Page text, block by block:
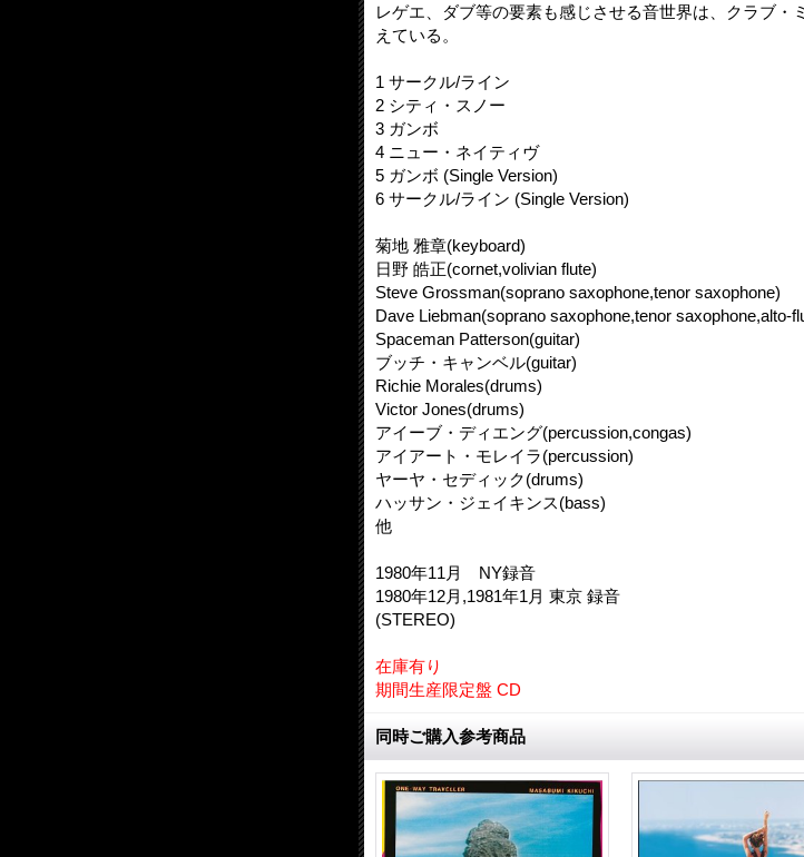
レゲエ、ダブ等の要素も感じさせる音世界は、クラブ
えている。
1 サークル/ライン
2 シティ・スノー
3 ガンボ
4 ニュー・ネイティヴ
5 ガンボ (Single Version)
6 サークル/ライン (Single Version)
菊地 雅章(keyboard)
日野 皓正(cornet,volivian flute)
Steve Grossman(soprano saxophone,tenor saxophone)
Dave Liebman(soprano saxophone,tenor saxophone,alto-
Spaceman Patterson(guitar)
ブッチ・キャンベル(guitar)
Richie Morales(drums)
Victor Jones(drums)
アイーブ・ディエング(percussion,congas)
アイアート・モレイラ(percussion)
ヤーヤ・セディック(drums)
ハッサン・ジェイキンス(bass)
他
1980年11月 NY録音
1980年12月,1981年1月 東京 録音
(STEREO)
在庫有り
期間生産限定盤 CD
同時ご購入参考商品